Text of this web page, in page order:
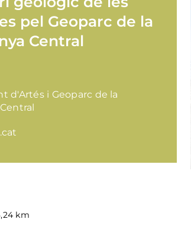
pel Geoparc de la
Central
d'Artés i Geoparc de la
km